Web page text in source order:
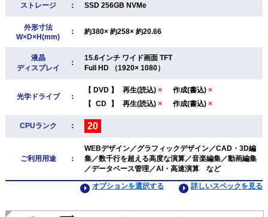
ストレージ ： SSD 256GB NVMe
外形寸法
W×D×H(mm)
： 約380× 約258× 約20.66
液晶
ディスプレイ
：
15.6インチ ワイド画面 TFT
Full HD （1920× 1080）
光学ドライブ ：
【 DVD 】 再生(読込) × 作成(書込) ×
【 CD 】 再生(読込) × 作成(書込) ×
CPUランク ： 20
ご利用用途 ：
WEBデザイン／グラフィックデザイン／CAD・3D編
集／数千行を超える高度な演算／音楽編集／動画編集
／データベース管理／AI・高速演算 など
詳しいスペックを見る
オプションを選択する